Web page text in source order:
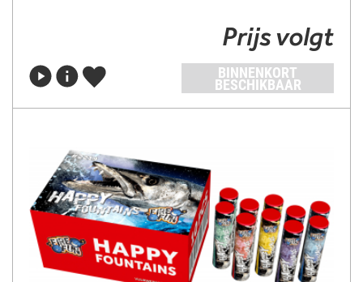
Prijs volgt
BINNENKORT
BESCHIKBAAR